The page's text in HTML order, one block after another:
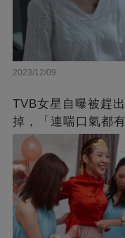
2023/12/09
TVB女星自曝被趕
掉，「連喘口氣都